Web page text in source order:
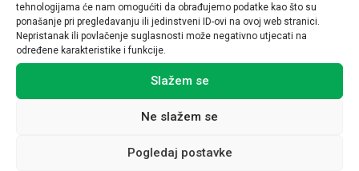
tehnologijama će nam omogućiti da obrađujemo podatke kao što su
ponašanje pri pregledavanju ili jedinstveni ID-ovi na ovoj web stranici.
Nepristanak ili povlačenje suglasnosti može negativno utjecati na
određene karakteristike i funkcije.
Slažem se
Ne slažem se
Pogledaj postavke
Tip opreme
glava tipkala